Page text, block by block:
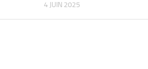
4 JUIN 2025